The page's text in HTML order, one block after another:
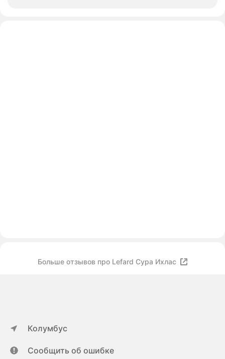
Больше отзывов про Lefard Сура Ихлас
Колумбус
Сообщить об ошибке